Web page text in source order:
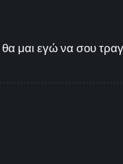
μαι εγώ να σου